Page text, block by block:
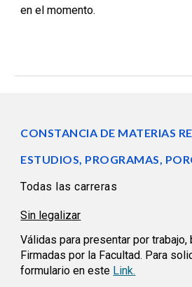
en el momento.
CONSTANCIA DE MATERIAS
ESTUDIOS, PROGRAMAS,
Todas las carreras
Sin legalizar
Válidas para presentar por trabajo,
Firmadas por la Facultad. Para
formulario en este Link.